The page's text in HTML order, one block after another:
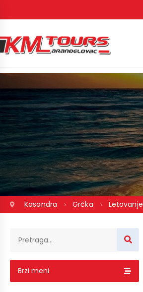
Kasandra Grčka Letovanje
Brzi meni